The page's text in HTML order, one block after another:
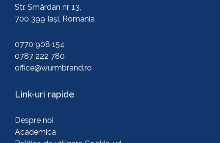
Str. Smârdan nr. 13,
700 399 Iași, Romania
0770 908 154
0787 222 780
office@wurmbrand.ro
Link-uri rapide
Despre noi
Academica